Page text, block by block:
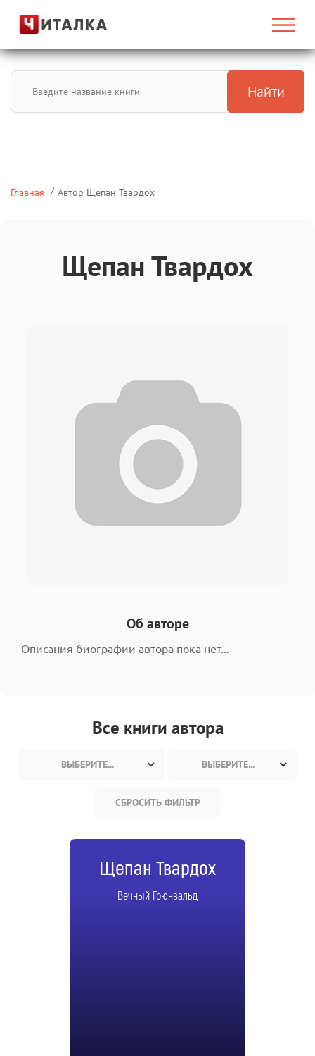
Найти
Главная Автор Щепан Твардох
Щепан Твардох
Об авторе
Описания биографии автора пока нет...
Все книги автора
ВЫБЕРИТЕ... ВЫБЕРИТЕ...
СБРОСИТЬ ФИЛЬТР
Щепан Твардох
Вечный Грюнвальд